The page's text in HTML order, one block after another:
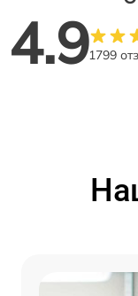
4.91799